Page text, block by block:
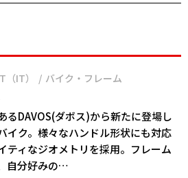
（IT） バイク・フレーム
るDAVOS(ダボス)から新たに登場し
イク。様々なハンドル形状にも対応
ティなジオメトリを採用。フレーム
自分好みの…